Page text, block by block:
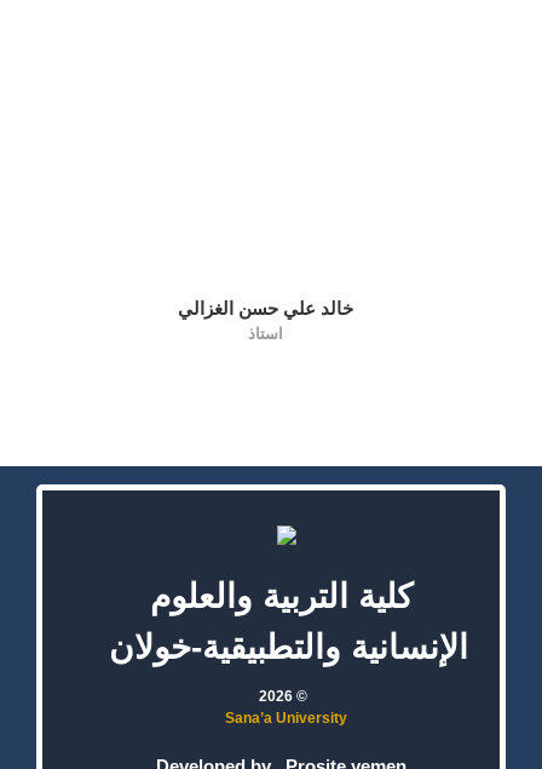
خالد علي حسن الغزالي
استاذ
كلية التربية والعلوم
الإنسانية والتطبيقية-خولان
© 2026
Sana’a University